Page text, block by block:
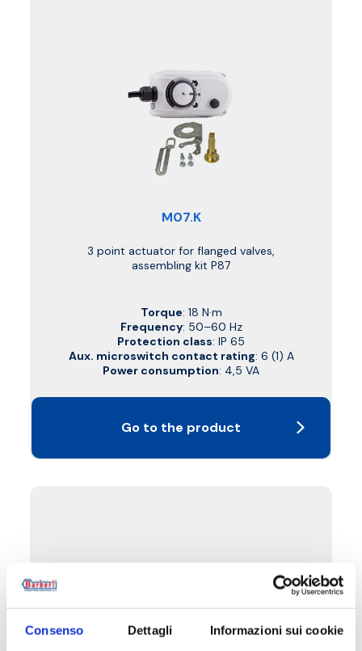
Consenso Dettagli Informazioni sui cookie
M07.K
3 point actuator for flanged valves,
assembling kit P87
Torque: 18 N·m
Frequency: 50–60 Hz
Protection class: IP 65
Aux. microswitch contact rating: 6 (1) A
Power consumption: 4,5 VA
Go to the product